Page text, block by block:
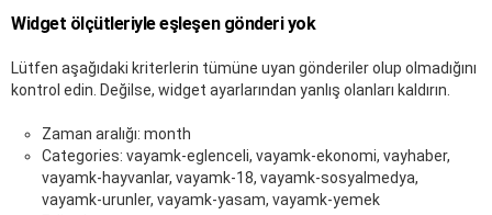
Widget ölçütleriyle eşleşen gönderi yok
Lütfen aşağıdaki kriterlerin tümüne uyan gönderiler olup olmadığını
kontrol edin. Değilse, widget ayarlarından yanlış olanları kaldırın.
Zaman aralığı: month
Categories: vayamk-eglenceli, vayamk-ekonomi, vayhaber,
vayamk-hayvanlar, vayamk-18, vayamk-sosyalmedya,
vayamk-urunler, vayamk-yasam, vayamk-yemek